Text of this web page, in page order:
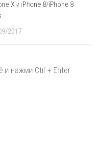
X и iPhone 8/iPhone 8
2017
и нажми Ctrl + Enter